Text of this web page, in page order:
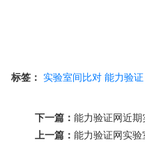
标签： 实验室间比对 能力验证
下一篇： 能力验证网近
上一篇： 能力验证网实验